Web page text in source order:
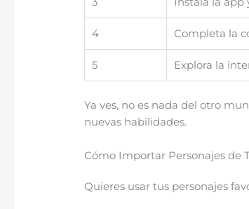
4 Completa la
5 Explora la
Ya ves, no es nada del otro
nuevas habilidades.
Cómo Importar Personajes de
Quieres usar tus personajes